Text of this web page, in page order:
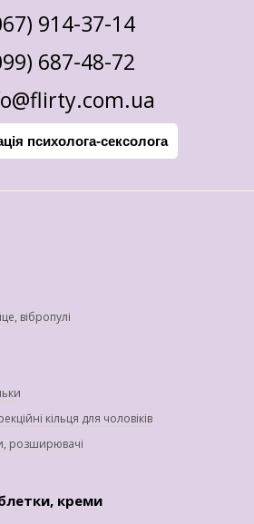
914-37-14
687-48-72
психолога-сексолога
вібропулі
кільця для чоловіків
розширювачі
креми